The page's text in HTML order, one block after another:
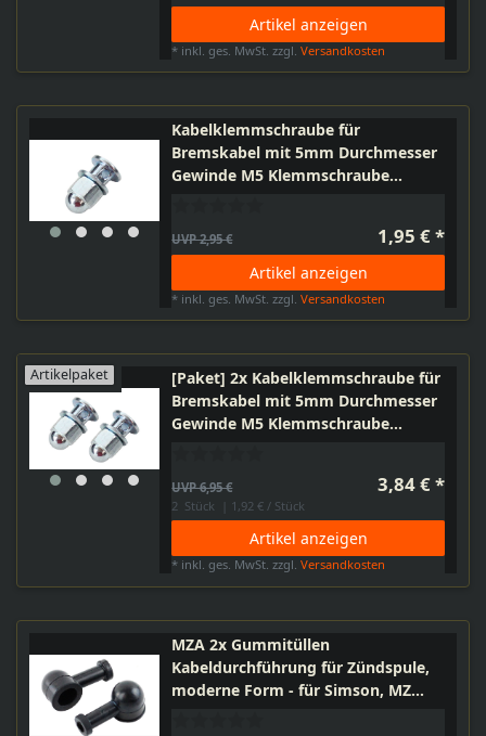
Artikel anzeigen
* inkl. ges. MwSt. zzgl.Versandkosten
Kabelklemmschraube für
Bremskabel mit 5mm Durchmesser
Gewinde M5 Klemmschraube
UVP 2,95 € 1,95 € *
Artikel anzeigen
* inkl. ges. MwSt. zzgl.Versandkosten
Artikelpaket
[Paket] 2x Kabelklemmschraube für
Bremskabel mit 5mm Durchmesser
Gewinde M5 Klemmschraube
UVP 6,95 € 3,84 € *
2 Stück | 1,92 € / Stück
Artikel anzeigen
* inkl. ges. MwSt. zzgl.Versandkosten
MZA 2x Gummitüllen
Kabeldurchführung für Zündspule,
moderne Form - für Simson, MZ